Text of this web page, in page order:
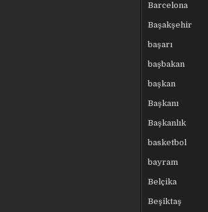
Barcelona
Başakşehir
başarı
başbakan
başkan
Başkanı
Başkanlık
basketbol
bayram
Belçika
Beşiktaş